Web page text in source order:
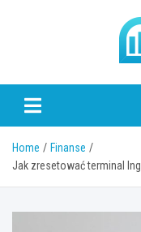
Home
Finanse
Jak zresetować terminal